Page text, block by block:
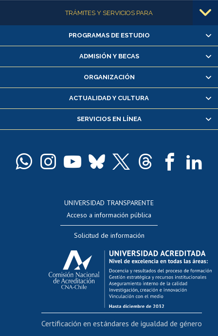
Más informaciónTRÁMITES Y SERVICIOS PARA
Alumnas/os y exalumnas/os
Matrícula en línea
Inscripción y cambio de asignaturas
Consulta y certificado de notas
Servicio médico y dental
Pago de arancel y crédito alumnos
Docentes
Evaluación docente
Calificación académica
Postulación al AUCAI
Funcionarias/os
Cursos internos de capacitación
Bienestar del personal
Portal de movilidad interna
PROGRAMAS DE ESTUDIO
ADMISIÓN Y BECAS
ORGANIZACIÓN
ACTUALIDAD Y CULTURA
SERVICIOS EN LÍNEA
UNIVERSIDAD TRANSPARENTE
Acceso a información pública
Solicitud de información
Certificación en estándares de igualdad de género